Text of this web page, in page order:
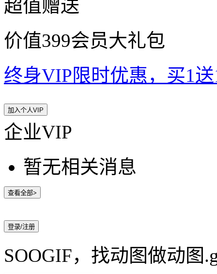
超值赠送
价值399会员大礼包
终身VIP限时优惠，买1
加入个人VIP
企业VIP
暂无相关消息
查看全部>
登录/注册
SOOGIF，找动图做动图